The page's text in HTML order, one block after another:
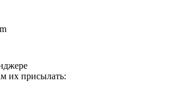
их присылать: